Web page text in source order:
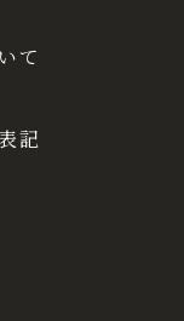
て
記